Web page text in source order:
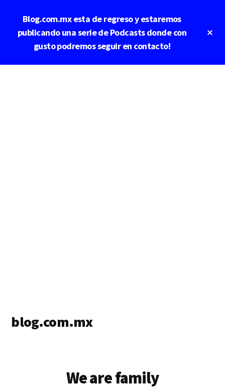
contenido
Blog.com.mx esta de regreso y estaremos
publicando una serie de Podcasts donde con
gusto podremos seguir en contacto!
blog.com.mx
We are family